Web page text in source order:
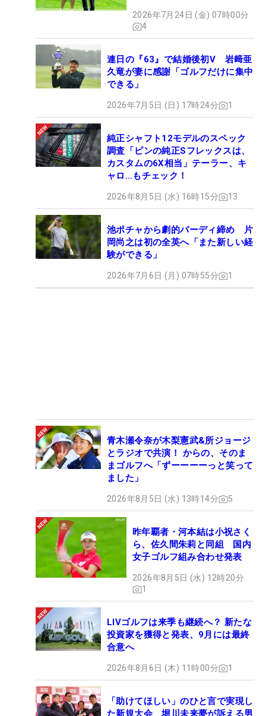
2026年7月24日 (金) 07時00分
4
連日の『63』で結婚後初V 岩﨑亜
久竜が妻に感謝「ゴルフだけに集中
できる」
2026年7月5日 (日) 17時24分 1
純正シャフト12モデルのスペック
調査「ピンの純正Sフレックスは、
カスタムの6X相当」テーラー、キ
ャロ…もチェック！
2026年8月5日 (水) 16時15分 13
池ポチャから劇的バーディ締め 片
岡尚之は初の全英へ「また新しい経
験ができる」
2026年7月6日 (月) 07時55分 1
青木瀬令奈が木梨憲武&所ジョージ
とラジオで共演！ からの、そのま
まゴルフへ「ずーーーーっと笑って
ました」
2026年8月5日 (水) 13時14分 5
昨年覇者・河本結は小祝さく
ら、佐久間朱莉と同組 国内
女子ゴルフ組み合わせ発表
2026年8月5日 (水) 12時20分
1
LIVゴルフは来季も継続へ？ 新たな
投資家を獲得と発表、9月には最終
合意へ
2026年8月6日 (木) 11時00分 1
「助けてほしい」のひと言で実現し